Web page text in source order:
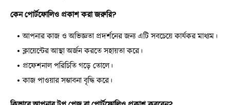
কেন পোর্টফোলিও প্রকাশ করা জরুরি?
আপনার কাজ ও অভিজ্ঞতা প্রদর্শনের জন্য এটি সবচেয়ে কার্যকর মাধ্যম।
ক্লায়েন্টের আস্থা অর্জন করতে সহায়তা করে।
প্রফেশনাল পরিচিতি গড়ে তোলে।
কাজ পাওয়ার সম্ভাবনা বৃদ্ধি করে।